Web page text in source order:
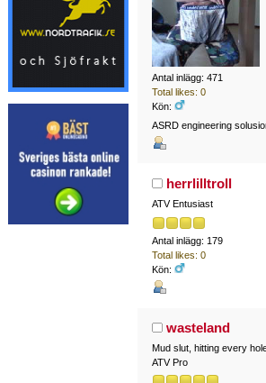
Antal inlägg: 471
Total likes: 0
Kön:
ASRD engineering
herrlilltroll
ATV Entusiast
Antal inlägg: 179
Total likes: 0
Kön:
wasteland
Mud slut, hitting every
ATV Pro